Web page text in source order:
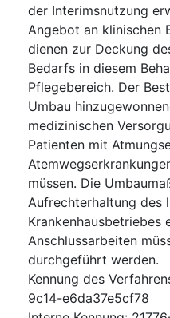
der Interimsnutzung
Angebot an klinischen
dienen zur Deckung
Bedarfs in diesem
Pflegebereich. Der
Umbau
medizinischen
Patienten mit
müssen. Die
Aufrechterhaltung des
Krankenhausbetriebes
Anschlussarbeiten
durchgeführt werden.
Kennung des
9c14-e6da37e5cf78